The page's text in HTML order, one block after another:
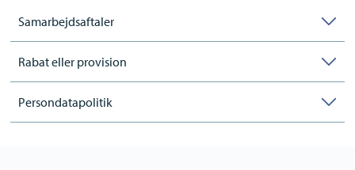
Samarbejdsaftaler
Rabat eller provision
Persondatapolitik